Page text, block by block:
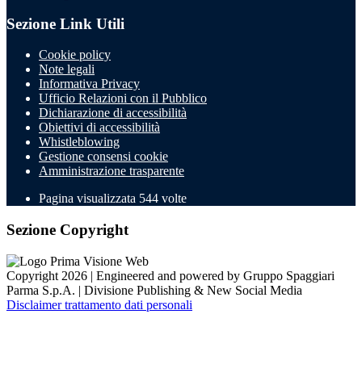
Sezione Link Utili
Cookie policy
Note legali
Informativa Privacy
Ufficio Relazioni con il Pubblico
Dichiarazione di accessibilità
Obiettivi di accessibilità
Whistleblowing
Gestione consensi cookie
Amministrazione trasparente
Pagina visualizzata 544 volte
Sezione Copyright
Copyright 2026 | Engineered and powered by Gruppo Spaggiari
Parma S.p.A. | Divisione Publishing & New Social Media
Disclaimer trattamento dati personali